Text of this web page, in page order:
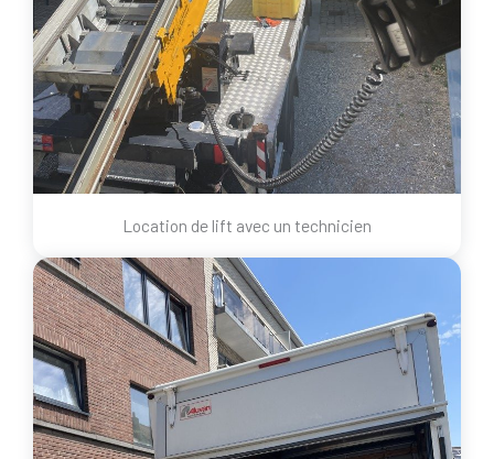
Location de lift avec un technicien